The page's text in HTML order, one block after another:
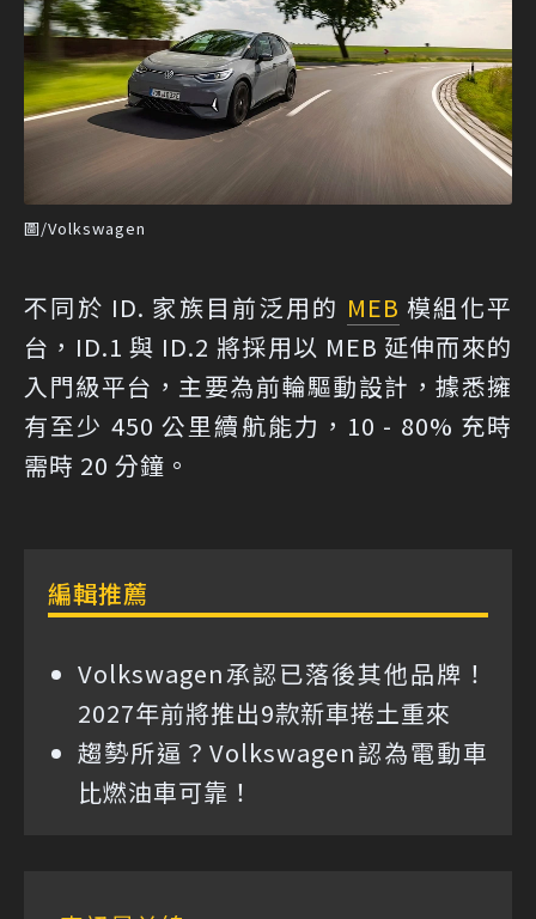
圖/Volkswagen
不同於 ID. 家族目前泛用的 MEB 模組化平
台，ID.1 與 ID.2 將採用以 MEB 延伸而來的
入門級平台，主要為前輪驅動設計，據悉擁
有至少 450 公里續航能力，10 - 80% 充時
需時 20 分鐘。
編輯推薦
Volkswagen承認已落後其他品牌！
2027年前將推出9款新車捲土重來
趨勢所逼？Volkswagen認為電動車
比燃油車可靠！